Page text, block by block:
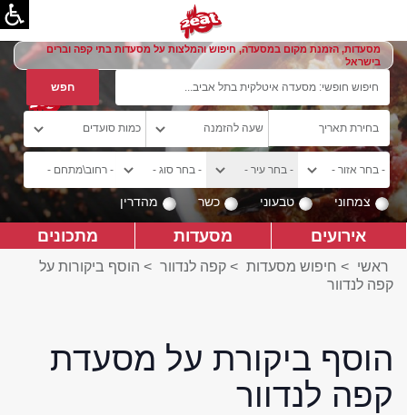
מסעדות, הזמנת מקום במסעדה, חיפוש והמלצות על מסעדות בתי קפה וברים
בישראל
צמחוני טבעוני כשר מהדרין
אירועים מסעדות מתכונים
ראשי > חיפוש מסעדות > קפה לנדוור > הוסף ביקורות על
קפה לנדוור
הוסף ביקורת על מסעדת
קפה לנדוור